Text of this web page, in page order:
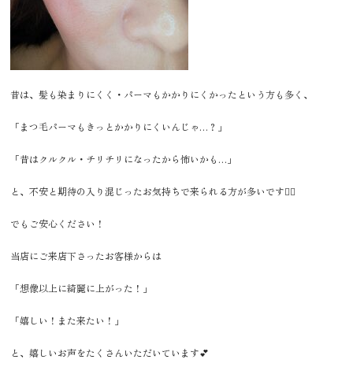
昔は、髪も染まりにくく・パーマもかかりにくかったという方も多く、
「まつ毛パーマもきっとかかりにくいんじゃ…？」
「昔はクルクル・チリチリになったから怖いかも…」
と、不安と期待の入り混じったお気持ちで来られる方が多いです🙂‍↕️
でもご安心ください！
当店にご来店下さったお客様からは
「想像以上に綺麗に上がった！」
「嬉しい！また来たい！」
と、嬉しいお声をたくさんいただいています💕